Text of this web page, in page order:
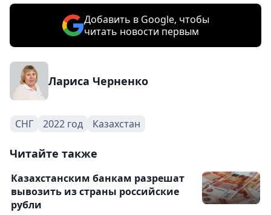
Добавить в Google, чтобы
читать новости первым
Лариса Черненко
СНГ 2022 год Казахстан
Читайте также
Казахстанским банкам разрешат
вывозить из страны российские
рубли